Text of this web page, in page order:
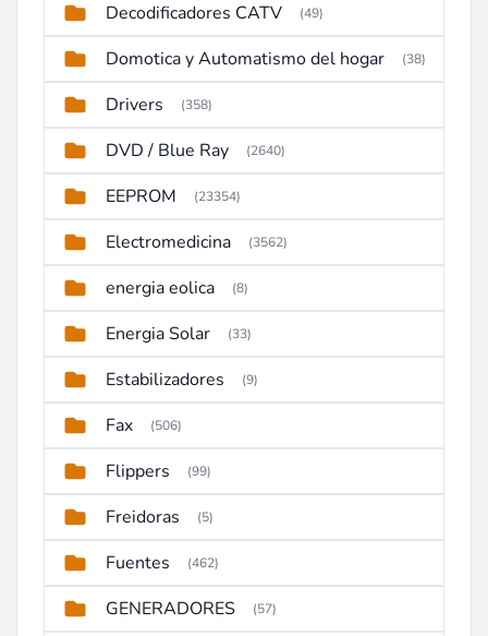
Decodificadores CATV (49)
Domotica y Automatismo del hogar (38)
Drivers (358)
DVD / Blue Ray (2640)
EEPROM (23354)
Electromedicina (3562)
energia eolica (8)
Energia Solar (33)
Estabilizadores (9)
Fax (506)
Flippers (99)
Freidoras (5)
Fuentes (462)
GENERADORES (57)